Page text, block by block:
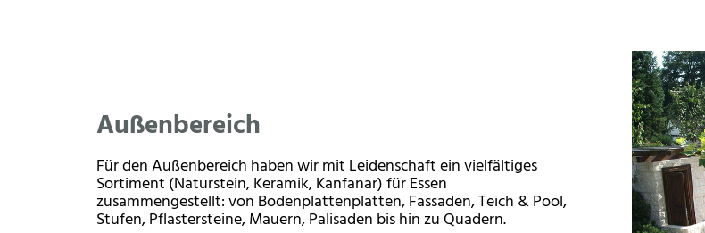
Außenbereich
Für den Außenbereich haben wir mit Leidenschaft ein vielfältiges
Sortiment (Naturstein, Keramik, Kanfanar) für Essen
zusammengestellt: von Bodenplattenplatten, Fassaden, Teich & Pool,
Stufen, Pflastersteine, Mauern, Palisaden bis hin zu Quadern.